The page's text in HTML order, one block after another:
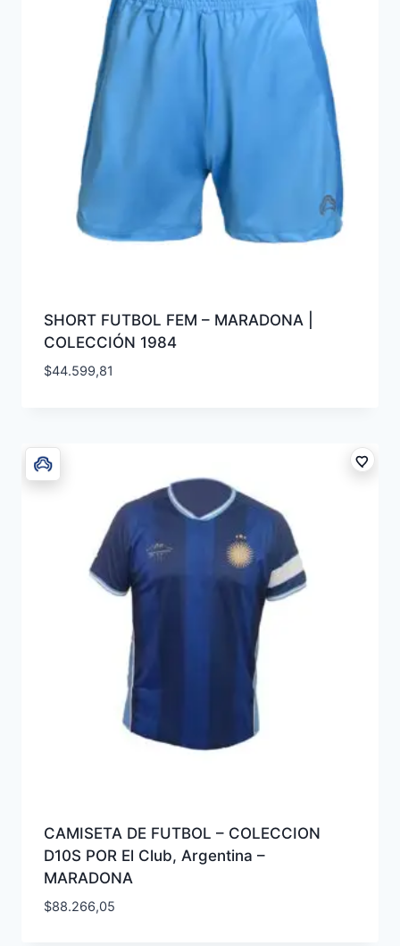
SHORT FUTBOL FEM – MARADONA |
COLECCIÓN 1984
$44.599,81
CAMISETA DE FUTBOL – COLECCION
D10S POR El Club, Argentina –
MARADONA
$88.266,05